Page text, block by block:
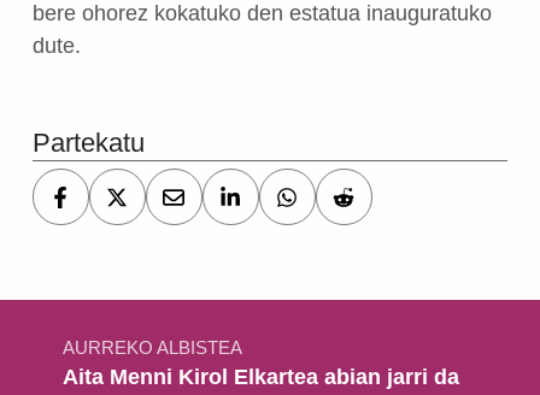
bere ohorez kokatuko den estatua inauguratuko
dute.
Partekatu
Bidalketetan zehar nabigatu
AURREKO ALBISTEA
Aita Menni Kirol Elkartea abian jarri da